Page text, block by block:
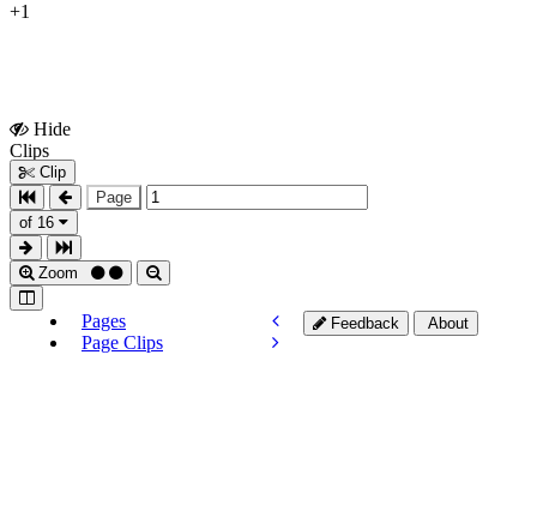
+1
Hide
Clips
Clip
Page
of 16
Zoom
Pages
Page Clips
Feedback About